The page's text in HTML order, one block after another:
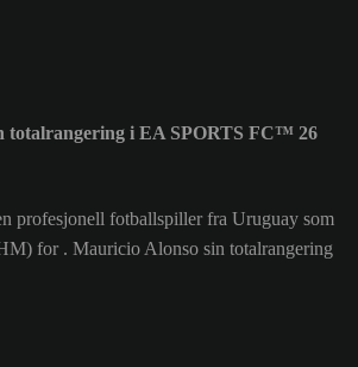
totalrangering i EA SPORTS FC™ 26
profesjonell fotballspiller fra Uruguay som
for . Mauricio Alonso sin totalrangering